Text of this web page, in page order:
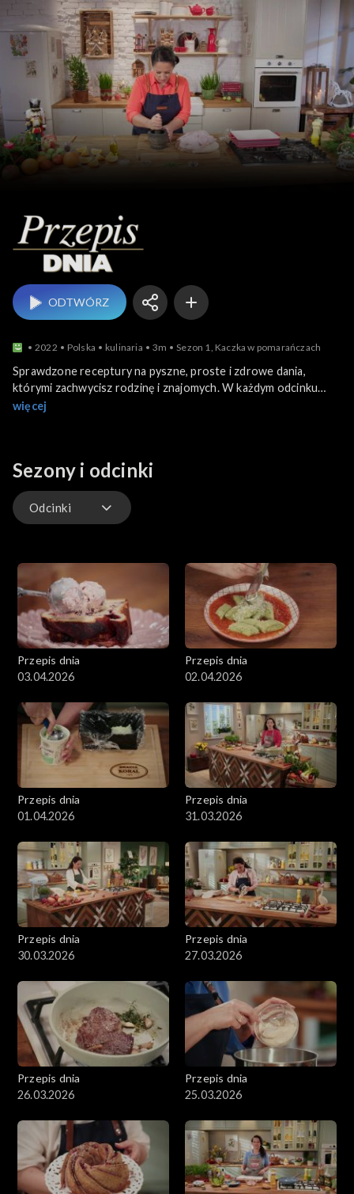
Przepis dnia
ODTWÓRZ
2022 Polska kulinaria 3m Sezon 1, Kaczka w pomarańczach
Sprawdzone receptury na pyszne, proste i zdrowe dania,
którymi zachwycisz rodzinę i znajomych. W każdym odcinku
szef kuchni zaprezentuje przygotowanie jednej potrawy od
więcej
Sezony i odcinki
Odcinki
Przepis dnia
03.04.2026
Przepis dnia
02.04.2026
Przepis dnia
01.04.2026
Przepis dnia
31.03.2026
Przepis dnia
30.03.2026
Przepis dnia
27.03.2026
Przepis dnia
26.03.2026
Przepis dnia
25.03.2026